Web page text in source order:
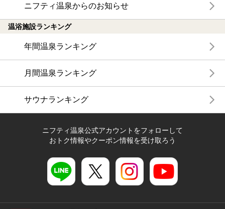
ニフティ温泉からのお知らせ
温浴施設ランキング
年間温泉ランキング
月間温泉ランキング
サウナランキング
ニフティ温泉公式アカウントをフォローして
おトク情報やクーポン情報を受け取ろう